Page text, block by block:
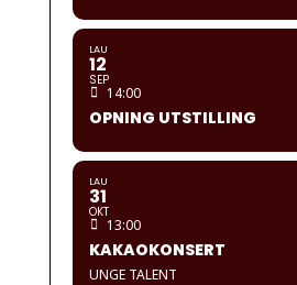
LAU
12
SEP
14:00
OPNING UTSTILLING
LAU
31
OKT
13:00
KAKAOKONSERT
UNGE TALENT